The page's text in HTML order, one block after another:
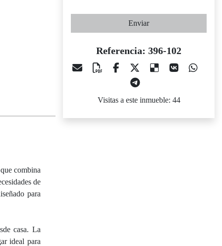
combina
de
para
casa. La
ideal para
Enviar
Referencia: 396-102
Visitas a este inmueble: 44